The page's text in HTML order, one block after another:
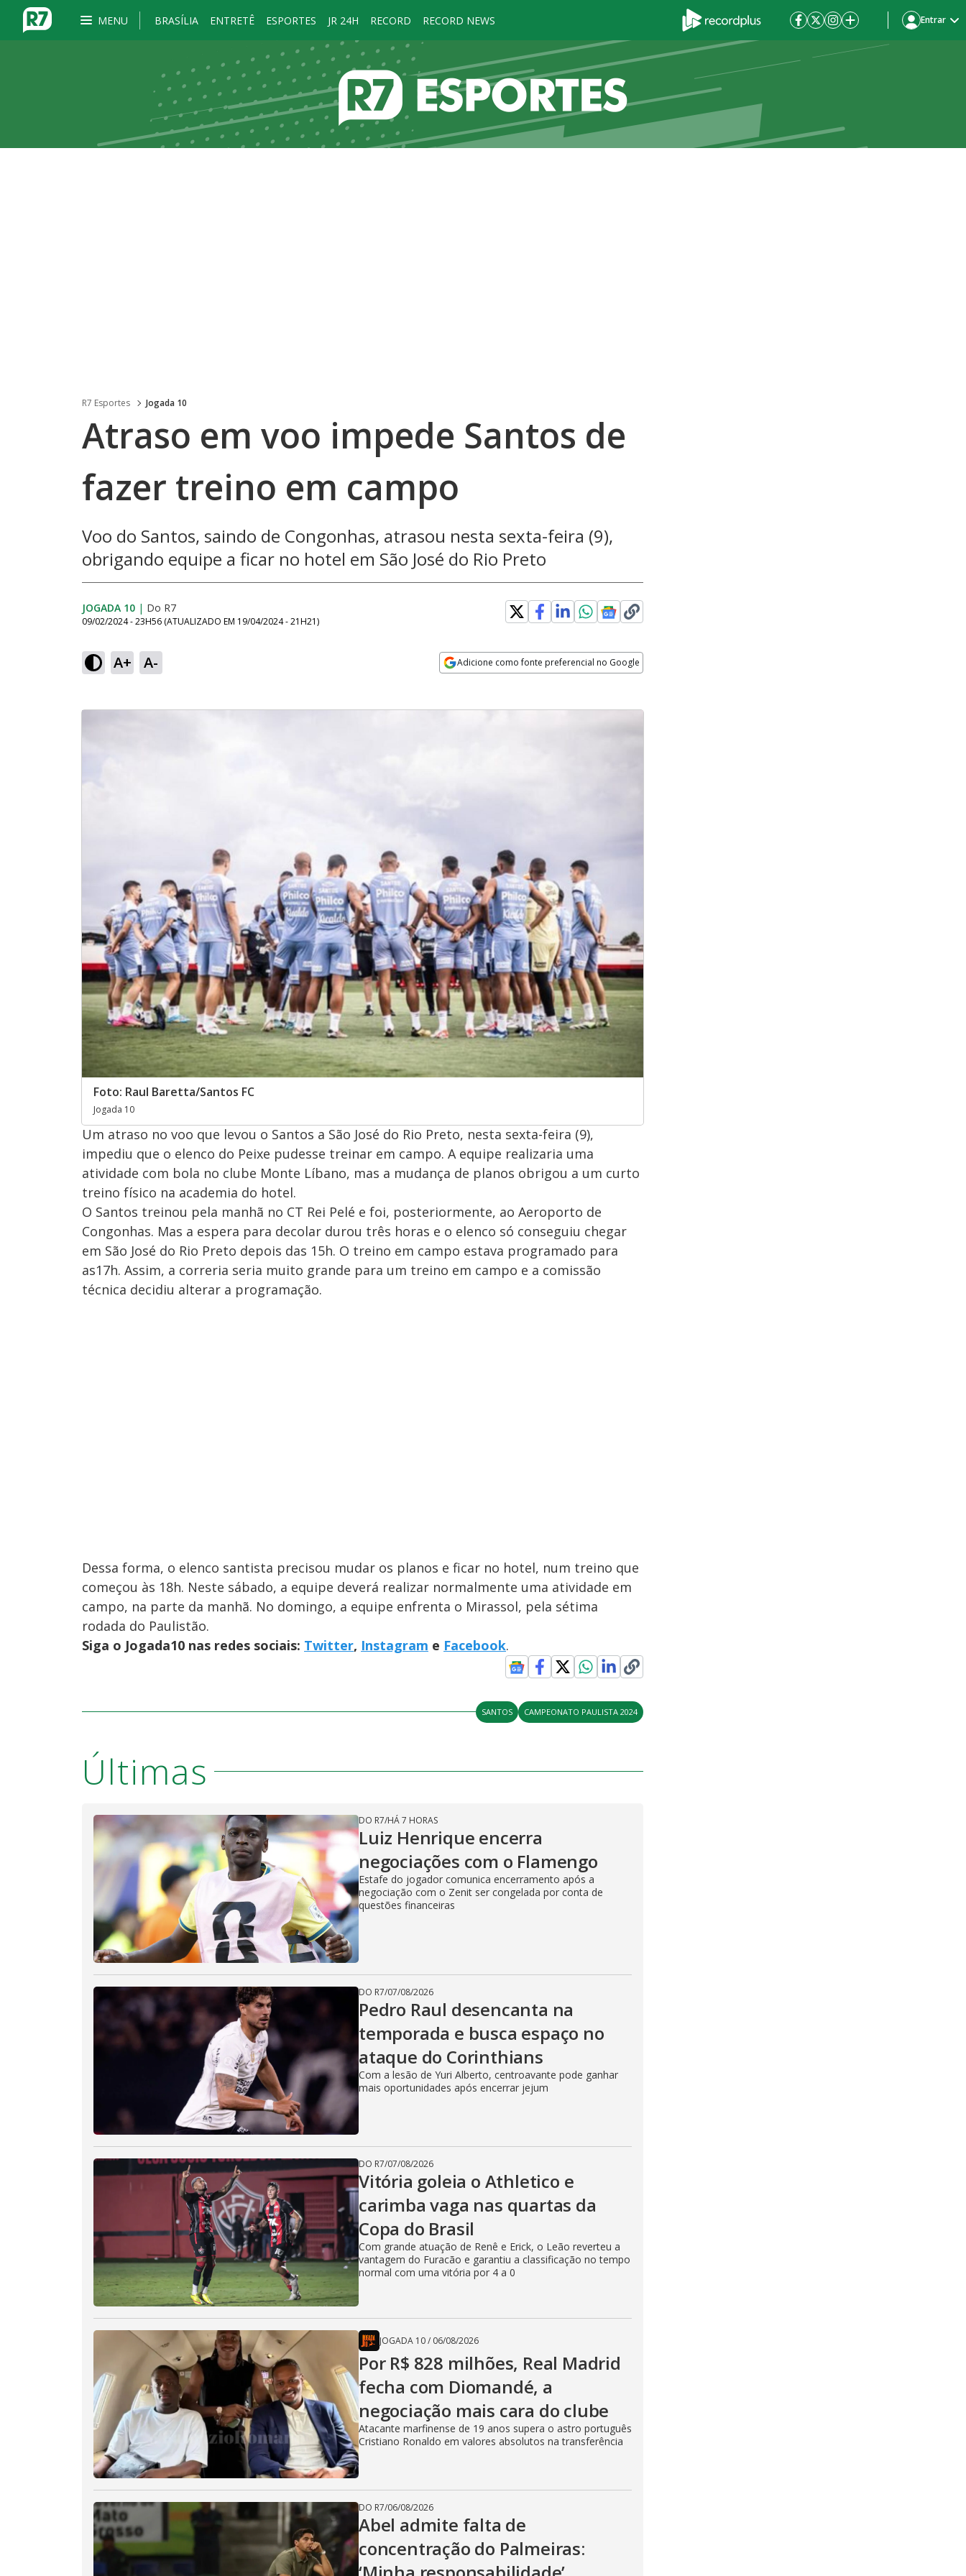
MENU BRASÍLIA ENTRETÊ ESPORTES JR 24H RECORD RECORD NEWS Entrar
R7 Esportes Jogada 10
Atraso em voo impede Santos de
fazer treino em campo
Voo do Santos, saindo de Congonhas, atrasou nesta sexta-feira (9),
obrigando equipe a ficar no hotel em São José do Rio Preto
JOGADA 10 | Do R7
09/02/2024 - 23H56 (ATUALIZADO EM 19/04/2024 - 21H21)
A+ A- Adicione como fonte preferencial no Google
Foto: Raul Baretta/Santos FC
Jogada 10
Um atraso no voo que levou o Santos a São José do Rio Preto, nesta sexta-feira (9),
impediu que o elenco do Peixe pudesse treinar em campo. A equipe realizaria uma
atividade com bola no clube Monte Líbano, mas a mudança de planos obrigou a um curto
treino físico na academia do hotel.
O Santos treinou pela manhã no CT Rei Pelé e foi, posteriormente, ao Aeroporto de
Congonhas. Mas a espera para decolar durou três horas e o elenco só conseguiu chegar
em São José do Rio Preto depois das 15h. O treino em campo estava programado para
as17h. Assim, a correria seria muito grande para um treino em campo e a comissão
técnica decidiu alterar a programação.
Dessa forma, o elenco santista precisou mudar os planos e ficar no hotel, num treino que
começou às 18h. Neste sábado, a equipe deverá realizar normalmente uma atividade em
campo, na parte da manhã. No domingo, a equipe enfrenta o Mirassol, pela sétima
rodada do Paulistão.
Siga o Jogada10 nas redes sociais: Twitter, Instagram e Facebook.
SANTOS CAMPEONATO PAULISTA 2024
Últimas
DO R7/HÁ 7 HORAS
Luiz Henrique encerra
negociações com o Flamengo
Estafe do jogador comunica encerramento após a
negociação com o Zenit ser congelada por conta de
questões financeiras
DO R7/07/08/2026
Pedro Raul desencanta na
temporada e busca espaço no
ataque do Corinthians
Com a lesão de Yuri Alberto, centroavante pode ganhar
mais oportunidades após encerrar jejum
DO R7/07/08/2026
Vitória goleia o Athletico e
carimba vaga nas quartas da
Copa do Brasil
Com grande atuação de Renê e Erick, o Leão reverteu a
vantagem do Furacão e garantiu a classificação no tempo
normal com uma vitória por 4 a 0
JOGADA 10/ 06/08/2026
Por R$ 828 milhões, Real Madrid
fecha com Diomandé, a
negociação mais cara do clube
Atacante marfinense de 19 anos supera o astro português
Cristiano Ronaldo em valores absolutos na transferência
DO R7/06/08/2026
Abel admite falta de
concentração do Palmeiras: